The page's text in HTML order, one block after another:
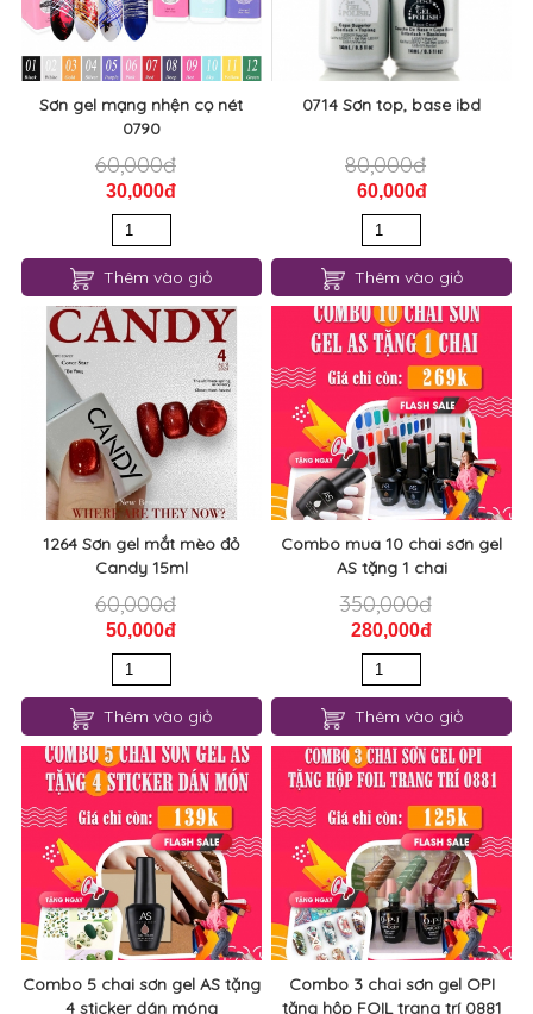
Sơn gel mạng nhện cọ nét
0790
60,000đ
30,000đ
Thêm vào giỏ
0714 Sơn top, base ibd
80,000đ
60,000đ
Thêm vào giỏ
1264 Sơn gel mắt mèo đỏ
Candy 15ml
60,000đ
50,000đ
Thêm vào giỏ
Combo mua 10 chai sơn gel
AS tặng 1 chai
350,000đ
280,000đ
Thêm vào giỏ
Combo 5 chai sơn gel AS tặng
4 sticker dán móng
Combo 3 chai sơn gel OPI
tặng hộp FOIL trang trí 0881